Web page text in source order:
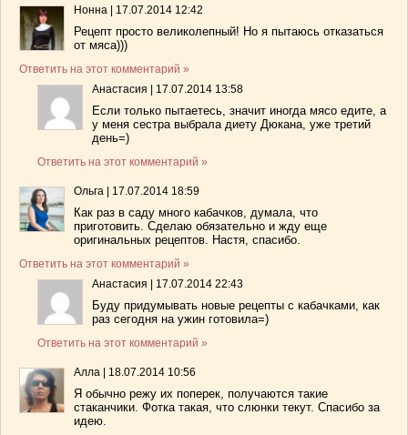
Нонна 17.07.2014 12:42
Рецепт просто великолепный! Но я пытаюсь отказаться
от мяса)))
Ответить на этот комментарий »
Анастасия
17.07.2014 13:58
Если только пытаетесь, значит иногда мясо едите, а
у меня сестра выбрала диету Дюкана, уже третий
день=)
Ответить на этот комментарий »
Ольга 17.07.2014 18:59
Как раз в саду много кабачков, думала, что
приготовить. Сделаю обязательно и жду еще
оригинальных рецептов. Настя, спасибо.
Ответить на этот комментарий »
Анастасия
17.07.2014 22:43
Буду придумывать новые рецепты с кабачками, как
раз сегодня на ужин готовила=)
Ответить на этот комментарий »
Алла 18.07.2014 10:56
Я обычно режу их поперек, получаются такие
стаканчики. Фотка такая, что слюнки текут. Спасибо за
идею.